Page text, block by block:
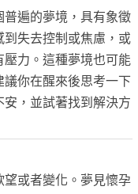
遍的夢境，具有象徵
失去控制或焦慮，或
力。這種夢境也可能
你在醒來後思考一下
，並試著找到解決方
或者變化。夢見懷孕